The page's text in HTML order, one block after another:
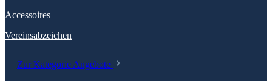
Accessoires
Vereinsabzeichen
Zur Kategorie Angebote